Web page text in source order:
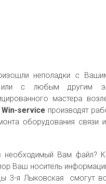
неполадки с
или с любым другим
мастера
Win-service производят
оборудования связи
необходимый Вам файл?
Ваш носитель
3-я Лыковская смогут